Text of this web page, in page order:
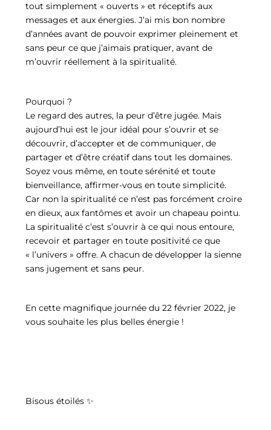
tout simplement « ouverts » et réceptifs aux
messages et aux énergies. J’ai mis bon nombre
d’années avant de pouvoir exprimer pleinement et
sans peur ce que j’aimais pratiquer, avant de
m’ouvrir réellement à la spiritualité.
Pourquoi ?
Le regard des autres, la peur d’être jugée. Mais
aujourd’hui est le jour idéal pour s’ouvrir et se
découvrir, d’accepter et de communiquer, de
partager et d’être créatif dans tout les domaines.
Soyez vous même, en toute sérénité et toute
bienveillance, affirmer-vous en toute simplicité.
Car non la spiritualité ce n’est pas forcément croire
en dieux, aux fantômes et avoir un chapeau pointu.
La spiritualité c’est s’ouvrir à ce qui nous entoure,
recevoir et partager en toute positivité ce que
« l’univers » offre. A chacun de développer la sienne
sans jugement et sans peur.
En cette magnifique journée du 22 février 2022, je
vous souhaite les plus belles énergie !
Bisous étoilés ✨